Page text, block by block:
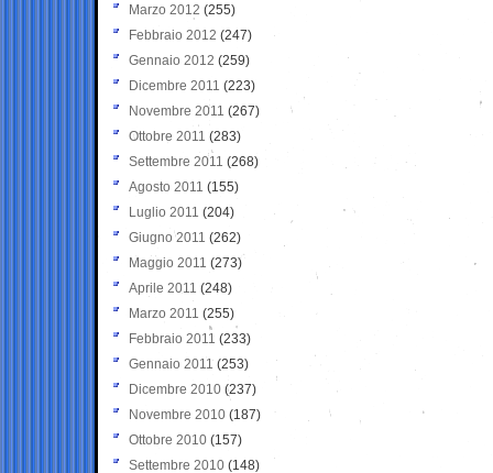
Marzo 2012 (255)
Febbraio 2012 (247)
Gennaio 2012 (259)
Dicembre 2011 (223)
Novembre 2011 (267)
Ottobre 2011 (283)
Settembre 2011 (268)
Agosto 2011 (155)
Luglio 2011 (204)
Giugno 2011 (262)
Maggio 2011 (273)
Aprile 2011 (248)
Marzo 2011 (255)
Febbraio 2011 (233)
Gennaio 2011 (253)
Dicembre 2010 (237)
Novembre 2010 (187)
Ottobre 2010 (157)
Settembre 2010 (148)